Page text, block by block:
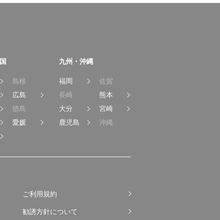
島根
広島
徳島
愛媛
九州・沖縄
福岡
佐賀
長崎
熊本
大分
宮崎
鹿児島
沖縄
ご利用規約
勧誘方針について